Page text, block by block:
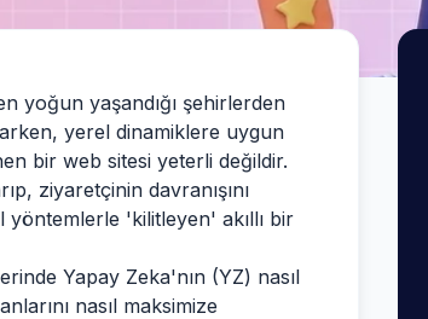
yoğun yaşandığı şehirlerden
yerel dinamiklere uygun
bir web sitesi yeterli değildir.
ziyaretçinin davranışını
yöntemlerle 'kilitleyen' akıllı bir
Yapay Zeka'nın (YZ) nasıl
nasıl maksimize